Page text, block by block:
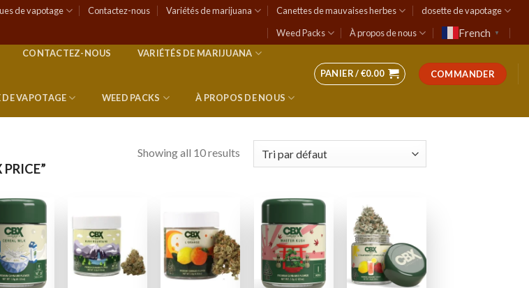
de vapotage Contactez-nous Variétés de marijuana Canettes de mauvaises herbes
dosette de vapotage
Weed Packs
À propos de nous French ▼
CONTACTEZ-NOUS VARIÉTÉS DE MARIJUANA
VAPOTAGE WEED PACKS À PROPOS DE NOUS
PANIER /€0.00 COMMANDER
Showing all 10 results
Add to
wishlist
Add to
wishlist
Add to
wishlist
Add to
wishlist
Add to
wishlist